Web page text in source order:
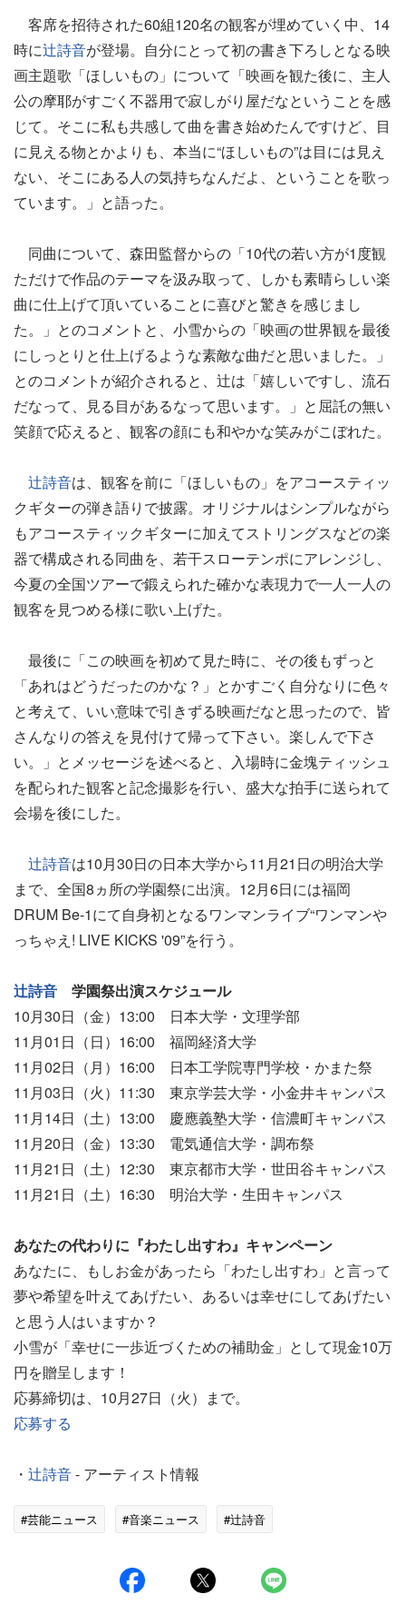
客席を招待された60組120名の観客が埋めていく中、14
時に辻詩音が登場。自分にとって初の書き下ろしとなる映
画主題歌「ほしいもの」について「映画を観た後に、主人
公の摩耶がすごく不器用で寂しがり屋だなということを感
じて。そこに私も共感して曲を書き始めたんですけど、目
に見える物とかよりも、本当に“ほしいもの”は目には見え
ない、そこにある人の気持ちなんだよ、ということを歌っ
ています。」と語った。
同曲について、森田監督からの「10代の若い方が1度観
ただけで作品のテーマを汲み取って、しかも素晴らしい楽
曲に仕上げて頂いていることに喜びと驚きを感じまし
た。」とのコメントと、小雪からの「映画の世界観を最後
にしっとりと仕上げるような素敵な曲だと思いました。」
とのコメントが紹介されると、辻は「嬉しいですし、流石
だなって、見る目があるなって思います。」と屈託の無い
笑顔で応えると、観客の顔にも和やかな笑みがこぼれた。
辻詩音は、観客を前に「ほしいもの」をアコースティッ
クギターの弾き語りで披露。オリジナルはシンプルながら
もアコースティックギターに加えてストリングスなどの楽
器で構成される同曲を、若干スローテンポにアレンジし、
今夏の全国ツアーで鍛えられた確かな表現力で一人一人の
観客を見つめる様に歌い上げた。
最後に「この映画を初めて見た時に、その後もずっと
「あれはどうだったのかな？」とかすごく自分なりに色々
と考えて、いい意味で引きずる映画だなと思ったので、皆
さんなりの答えを見付けて帰って下さい。楽しんで下さ
い。」とメッセージを述べると、入場時に金塊ティッシュ
を配られた観客と記念撮影を行い、盛大な拍手に送られて
会場を後にした。
辻詩音は10月30日の日本大学から11月21日の明治大学
まで、全国8ヵ所の学園祭に出演。12月6日には福岡
DRUM Be-1にて自身初となるワンマンライブ“ワンマンや
っちゃえ! LIVE KICKS '09”を行う。
辻詩音 学園祭出演スケジュール
10月30日（金）13:00 日本大学・文理学部
11月01日（日）16:00 福岡経済大学
11月02日（月）16:00 日本工学院専門学校・かまた祭
11月03日（火）11:30 東京学芸大学・小金井キャンパス
11月14日（土）13:00 慶應義塾大学・信濃町キャンパス
11月20日（金）13:30 電気通信大学・調布祭
11月21日（土）12:30 東京都市大学・世田谷キャンパス
11月21日（土）16:30 明治大学・生田キャンパス
あなたの代わりに『わたし出すわ』キャンペーン
あなたに、もしお金があったら「わたし出すわ」と言って
夢や希望を叶えてあげたい、あるいは幸せにしてあげたい
と思う人はいますか？
小雪が「幸せに一歩近づくための補助金」として現金10万
円を贈呈します！
応募締切は、10月27日（火）まで。
応募する
・ 辻詩音- アーティスト情報
#芸能ニュース #音楽ニュース #辻詩音